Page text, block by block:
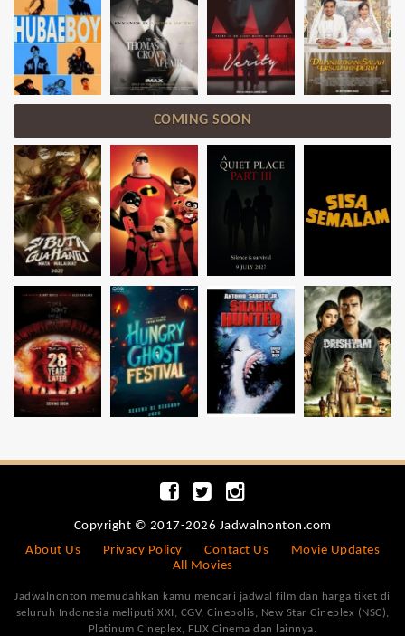
COMING SOON
Copyright © 2017-2026 Jadwalnonton.com
About Us
Privacy Policy Contact Us
Movie Updates
All Movies
Jadwalnonton memudahkan kamu mencari jadwal film dan harga tiket di
seluruh Indonesia meliputi XXI, CGV, Cinepolis, New Star Cineplex (NSC),
Platinum Cineplex, FLIX Cinema dan lainnya.